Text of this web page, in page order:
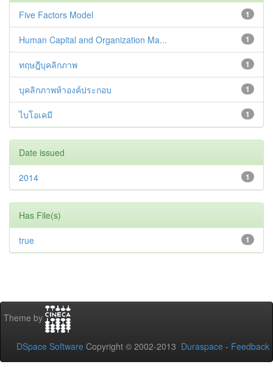
1
Five Factors Model
1
Human Capital and Organization Ma...
1
ทฤษฎีบุคลิกภาพ
1
บุคลิกภาพห้าองค์ประกอบ
1
ไบโอเคมี
Date issued
1
2014
Has File(s)
1
true
Theme by
DSpace Software Copyright © 2002-2013 Duraspace - Feedback